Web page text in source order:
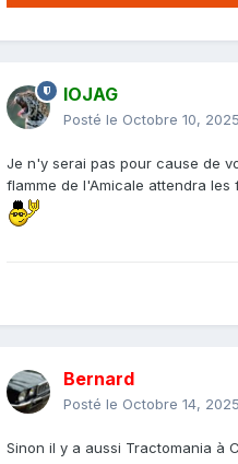
IOJAG
Posté le Octobre 10,
Je n'y serai pas pour cause de
flamme de l'Amicale attendra
Bernard
Posté le Octobre 14,
Sinon il y a aussi Tractomania à